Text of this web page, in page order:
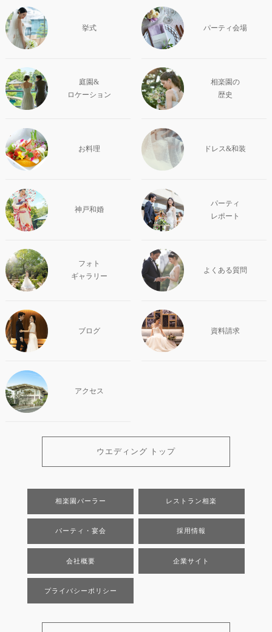
挙式 パーティ会場
庭園&
ロケーション
相楽園の
歴史
お料理 ドレス&和装
神戸和婚
パーティ
レポート
フォト
ギャラリー
よくある質問
ブログ 資料請求
アクセス
ウエディング トップ
相楽園パーラー レストラン相楽
パーティ・宴会 採用情報
会社概要 企業サイト
プライバシーポリシー